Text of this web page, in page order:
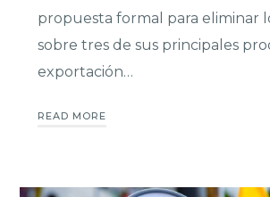
propuesta formal para eliminar
sobre tres de sus principales
exportación…
READ MORE